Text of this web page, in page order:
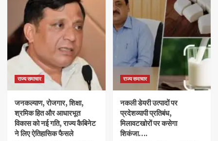
राज्य समाचार
जनकल्याण, रोजगार, शिक्षा,
श्रमिक हित और आधारभूत
विकास को नई गति, राज्य कैबिनेट
ने लिए ऐतिहासिक फैसले
राज्य समाचार
नकली डेयरी उत्पादों पर
प्रदेशव्यापी प्रतिबंध,
मिलावटखोरों पर कसेगा
शिकंजा….